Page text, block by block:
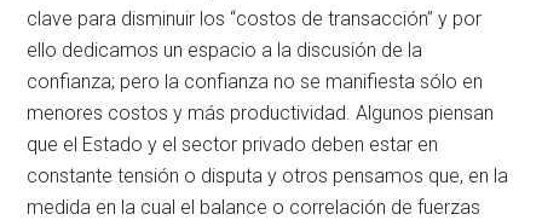
clave para disminuir los “costos de transacción” y por
ello dedicamos un espacio a la discusión de la
confianza; pero la confianza no se manifiesta sólo en
menores costos y más productividad. Algunos piensan
que el Estado y el sector privado deben estar en
constante tensión o disputa y otros pensamos que, en la
medida en la cual el balance o correlación de fuerzas